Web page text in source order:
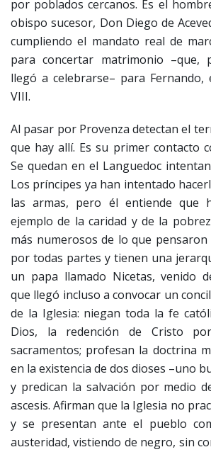
por poblados cercanos. Es el
obispo sucesor, Don Diego de
cumpliendo el mandato real de
para concertar matrimonio –que,
llegó a celebrarse– para
VIII.
Al pasar por Provenza detectan el
que hay allí. Es su primer contacto
Se quedan en el Languedoc
Los príncipes ya han intentado
las armas, pero él entiende que
ejemplo de la caridad y de la
más numerosos de lo que
por todas partes y tienen una
un papa llamado Nicetas, venido
que llegó incluso a convocar un
de la Iglesia: niegan toda la fe
Dios, la redención de Cristo
sacramentos; profesan la doctrina
en la existencia de dos dioses –uno
y predican la salvación por medio
ascesis. Afirman que la Iglesia no
y se presentan ante el pueblo
austeridad, vistiendo de negro, sin